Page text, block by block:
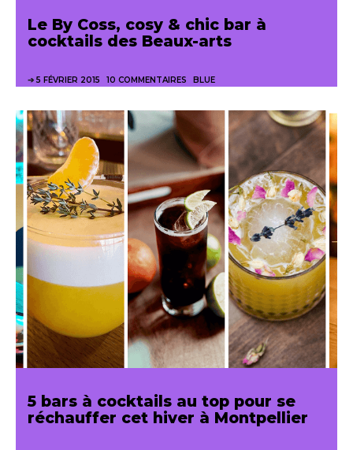
Le By Coss, cosy & chic bar à
cocktails des Beaux-arts
5 FÉVRIER 2015 10 COMMENTAIRES BLUE
5 bars à cocktails au top pour se
réchauffer cet hiver à Montpellier